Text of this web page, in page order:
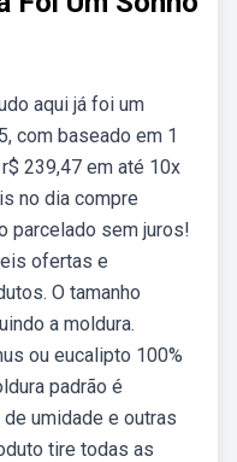
aqui já foi um
com baseado em 1
239,47 em até 10x
no dia compre
parcelado sem juros!
ofertas e
O tamanho
a moldura.
ou eucalipto 100%
padrão é
umidade e outras
tire todas as